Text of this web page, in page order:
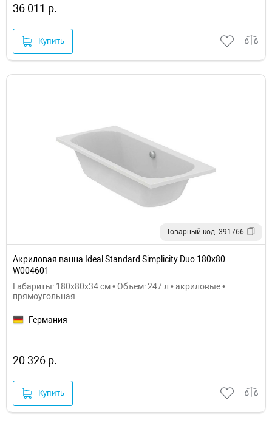
36 011 р.
Купить
Товарный код: 391766
Акриловая ванна Ideal Standard Simplicity Duo 180x80
W004601
Габариты: 180x80x34 см • Объем: 247 л • акриловые •
прямоугольная
Германия
20 326 р.
Купить